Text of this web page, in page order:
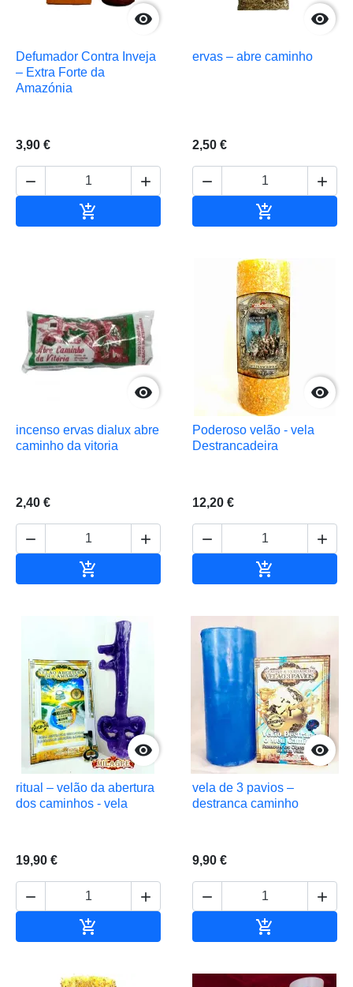

Defumador Contra Inveja
– Extra Forte da
Amazónia
3,90 €
 


ervas – abre caminho
2,50 €
 


incenso ervas dialux abre
caminho da vitoria
2,40 €
 


Poderoso velão - vela
Destrancadeira
12,20 €
 


ritual – velão da abertura
dos caminhos - vela
19,90 €
 


vela de 3 pavios –
destranca caminho
9,90 €
 
